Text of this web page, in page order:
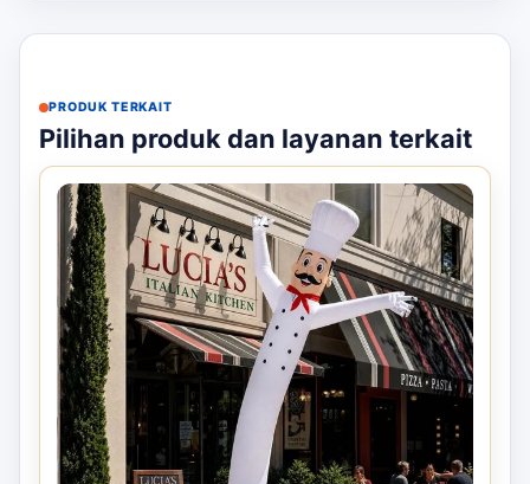
PRODUK TERKAIT
Pilihan produk dan layanan terkait